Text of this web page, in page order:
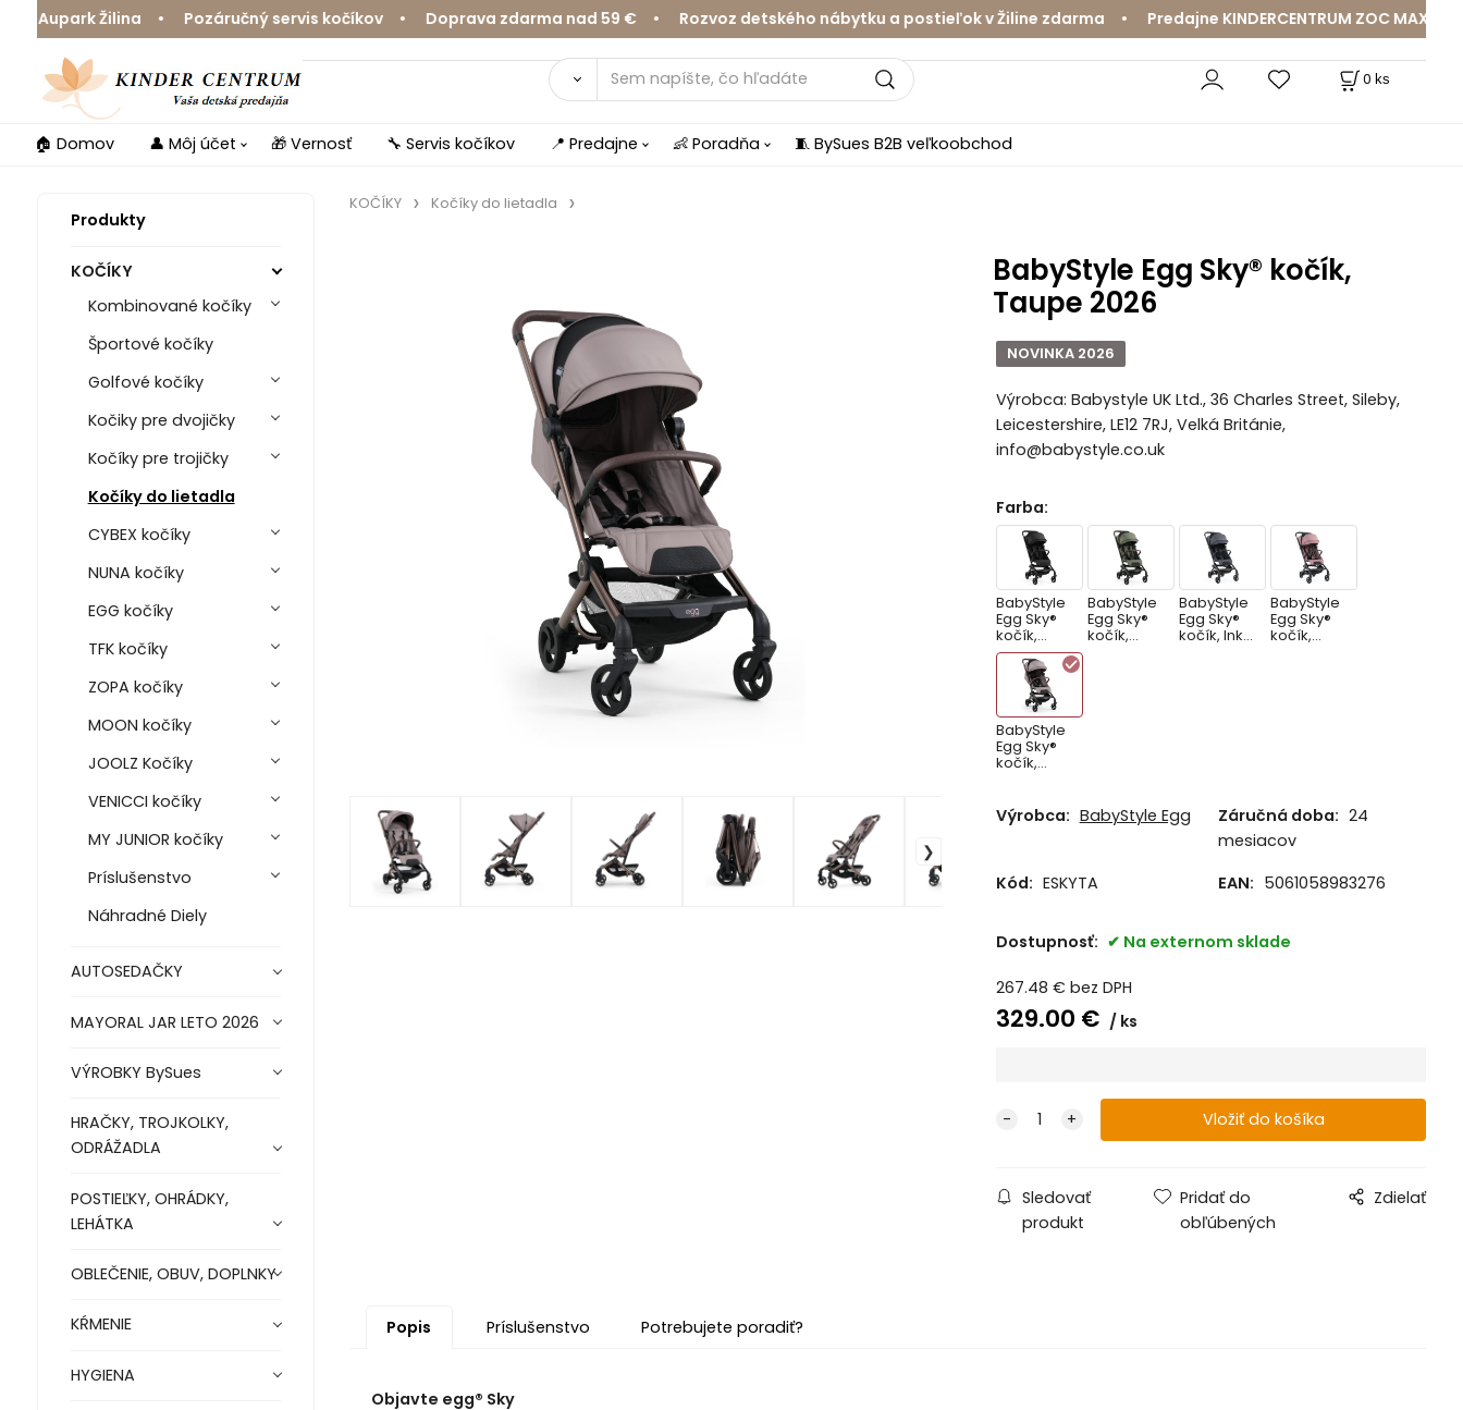
Žilina • Pozáručný servis kočíkov • Doprava zdarma nad 59 € • Rozvoz detského nábytku a postieľok v Žiline zdarma • Predajne KINDERCENTRUM ZOC MAX a
0 ks
🏠 Domov 👤 Môj účet 🎁 Vernosť 🔧 Servis kočíkov 📍 Predajne 👶 Poradňa 🧵 BySues B2B veľkoobchod
Produkty
KOČÍKY
Kombinované kočíky
Športové kočíky
Golfové kočíky
Kočiky pre dvojičky
Kočíky pre trojičky
Kočíky do lietadla
CYBEX kočíky
NUNA kočíky
EGG kočíky
TFK kočíky
ZOPA kočíky
MOON kočíky
JOOLZ Kočíky
VENICCI kočíky
MY JUNIOR kočíky
Príslušenstvo
Náhradné Diely
AUTOSEDAČKY
MAYORAL JAR LETO 2026
VÝROBKY BySues
HRAČKY, TROJKOLKY,
ODRÁŽADLA
POSTIEĽKY, OHRÁDKY,
LEHÁTKA
OBLEČENIE, OBUV, DOPLNKY
KŔMENIE
HYGIENA
KOČÍKY Kočíky do lietadla
BabyStyle Egg Sky® kočík,
Taupe 2026
NOVINKA 2026
Výrobca: Babystyle UK Ltd., 36 Charles Street, Sileby,
Leicestershire, LE12 7RJ, Velká Británie,
info@babystyle.co.uk
Farba:
BabyStyle
Egg Sky®
kočík,
Black 2026
BabyStyle
Egg Sky®
kočík,
BabyStyle
Egg Sky®
kočík, Ink
BabyStyle
Egg Sky®
kočík,
BabyStyle
Egg Sky®
kočík,
Výrobca: BabyStyle Egg Záručná doba: 24
mesiacov
Kód: ESKYTA EAN: 5061058983276
Dostupnosť: Na externom sklade
267.48 € bez DPH
329.00 € ks
Sledovať
produkt
Pridať do
obľúbených
Zdielať
Popis Príslušenstvo Potrebujete poradiť?
Objavte egg® Sky